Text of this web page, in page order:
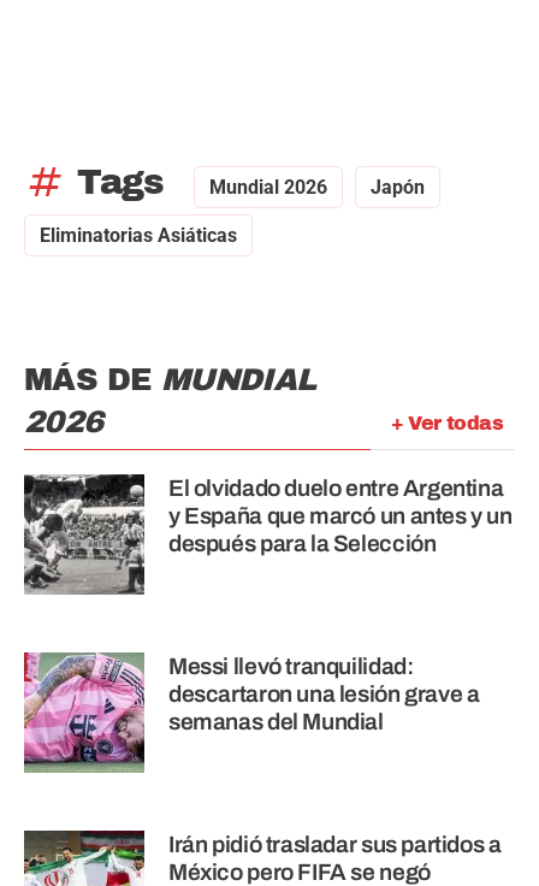
tag Tags Mundial 2026 Japón
Eliminatorias Asiáticas
+ Ver todas
MÁS DE MUNDIAL
2026
El olvidado duelo entre Argentina
y España que marcó un antes y un
después para la Selección
Messi llevó tranquilidad:
descartaron una lesión grave a
semanas del Mundial
Irán pidió trasladar sus partidos a
México pero FIFA se negó